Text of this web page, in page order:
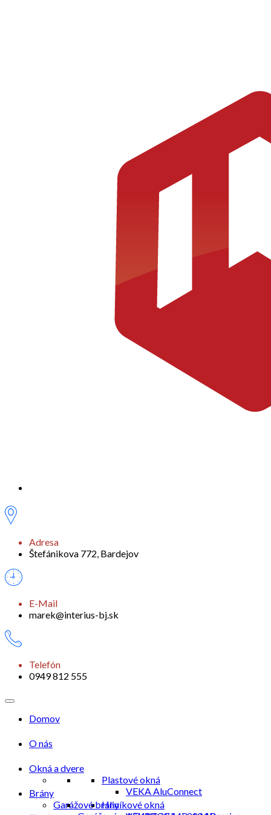
Adresa
Štefánikova 772, Bardejov
E-Mail
marek@interius-bj.sk
Telefón
0949 812 555
Domov
O nás
Okná a dvere
Plastové okná
VEKA AluConnect
Hliníkové okná
Brány
Garážové brány